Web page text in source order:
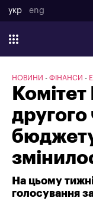
укр eng
НОВИНИ ФІНАНСИ
другого
На цьому
голосування